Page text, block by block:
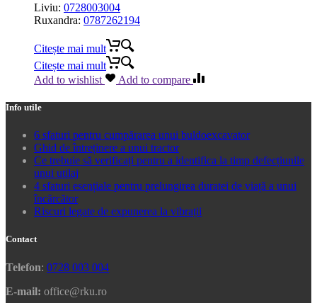
Liviu: 0728003004
Ruxandra: 0787262194
Citește mai mult
Citește mai mult
Add to wishlist
Add to compare
Info utile
6 sfaturi pentru cumpărarea unui buldoexcavator
Ghid de întreținere a unui tractor
Ce trebuie să verificați pentru a identifica la timp defecțiunile
unui utilaj
4 sfaturi esențiale pentru prelungirea duratei de viață a unui
încărcător
Riscuri legate de expunerea la vibrații
Contact
Telefon: 0728 003 004
E-mail: office@rku.ro